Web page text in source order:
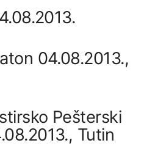
04.08.2013.,
Pešterski
Tutin